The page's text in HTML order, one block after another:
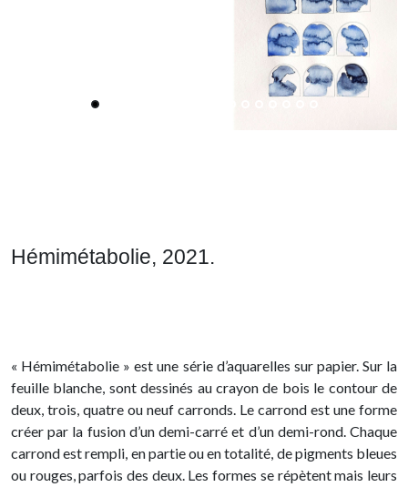
Hémimétabolie, 2021.
« Hémimétabolie » est une série d’aquarelles sur papier. Sur la
feuille blanche, sont dessinés au crayon de bois le contour de
deux, trois, quatre ou neuf carronds. Le carrond est une forme
créer par la fusion d’un demi-carré et d’un demi-rond. Chaque
carrond est rempli, en partie ou en totalité, de pigments bleues
ou rouges, parfois des deux. Les formes se répètent mais leurs